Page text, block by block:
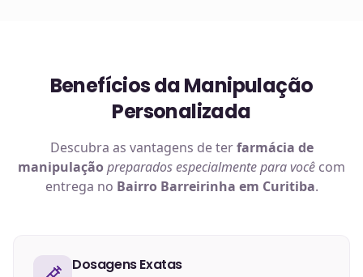
Benefícios da Manipulação
Personalizada
Descubra as vantagens de terfarmácia de
manipulaçãopreparados especialmente para você com
entrega no Bairro Barreirinha em Curitiba.
Dosagens Exatas